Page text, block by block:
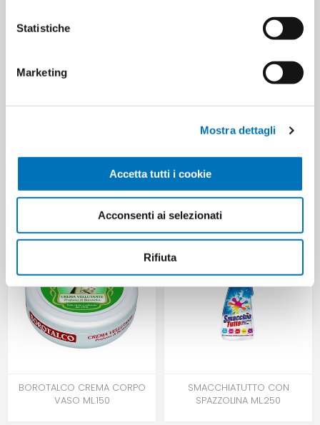
Statistiche
Marketing
Mostra dettagli
Accetta tutti i cookie
Acconsenti ai selezionati
Rifiuta
BARATTOLO + PIUMINO GR 250
GIORNO SPF 30 ML 50
BOROTALCO CREMA CORPO
VASO ML.150
SMACCHIATUTTO CON
SPAZZOLINA ML.250